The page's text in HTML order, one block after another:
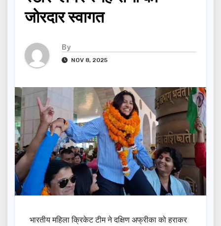
जोरदार स्वागत
By
NOV 8, 2025
भारतीय महिला क्रिकेट टीम ने दक्षिण अफ्रीका को हराकर